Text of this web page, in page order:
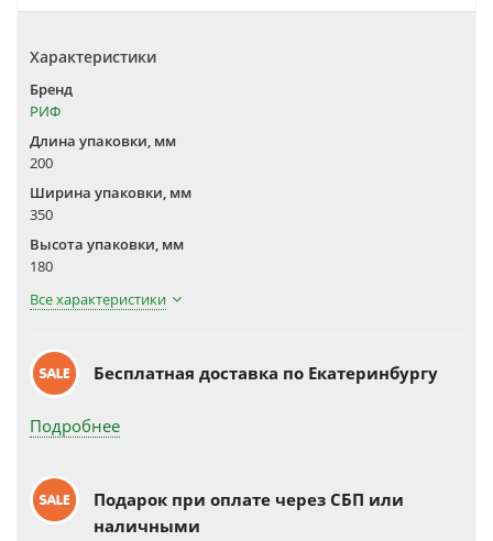
Характеристики
Бренд
РИФ
Длина упаковки, мм
200
Ширина упаковки, мм
350
Высота упаковки, мм
180
Все характеристики
Бесплатная доставка по Екатеринбургу
Подробнее
Подарок при оплате через СБП или
наличными